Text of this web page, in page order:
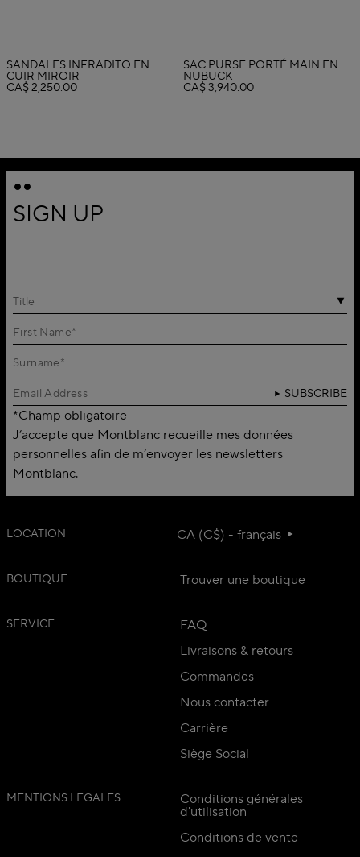
SANDALES INFRADITO EN
CUIR MIROIR
CA$ 2,250.00
SAC PURSE PORTÉ MAIN EN
NUBUCK
CA$ 3,940.00
SIGN UP
Title
SUBSCRIBE
*Champ obligatoire
J’accepte que Montblanc recueille mes données
personnelles afin de m’envoyer les newsletters
Montblanc.
LOCATION CA (C$) - français
BOUTIQUE Trouver une boutique
SERVICE
FAQ
Livraisons & retours
Commandes
Nous contacter
Carrière
Siège Social
MENTIONS LEGALES
Conditions générales
d'utilisation
Conditions de vente